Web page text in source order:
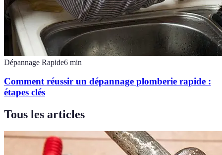
Dépannage Rapide6 min
Comment réussir un dépannage plomberie rapide :
étapes clés
Tous les articles